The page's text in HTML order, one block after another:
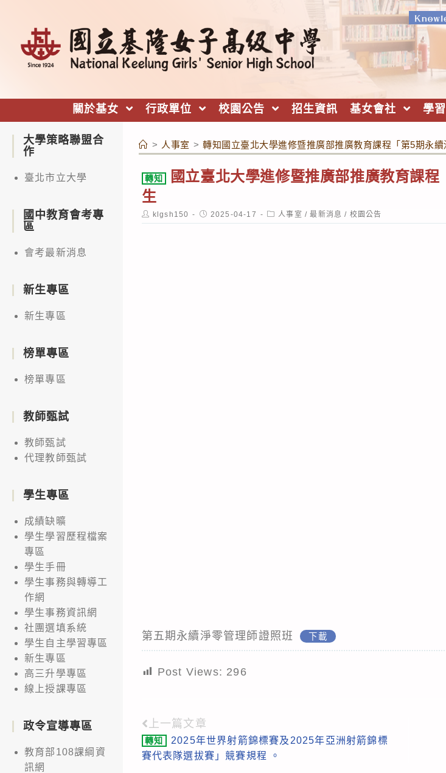
關於基女 行政單位 校園公告 招生資訊 基女會社 學
> 人事室 > 轉知國立臺北大學進修暨推廣部推廣教育課程「第5期永
轉知
國立臺北大學進修暨推廣部推廣教育課
生
Post
author:
klgsh150
Post
published:
2025-04-17
Post
category:
人事室 / 最新消息 / 校園公告
第五期永續淨零管理師證照班 下載
Post Views: 296
Read
more
上一篇文章
轉知
2025年世界射箭錦標賽及2025年亞洲射箭錦標
賽代表隊選拔賽」競賽規程 。
大學策略聯盟合
作
臺北市立大學
國中教育會考專
區
會考最新消息
新生專區
新生專區
榜單專區
榜單專區
教師甄試
教師甄試
代理教師甄試
學生專區
成績缺曠
學生學習歷程檔案
專區
學生手冊
學生事務與轉導工
作網
學生事務資訊網
社團選填系統
學生自主學習專區
新生專區
高三升學專區
線上授課專區
政令宣導專區
教育部108課綱資
訊網